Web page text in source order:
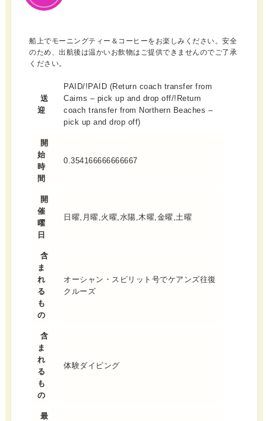
船上でモーニングティー＆コーヒーをお楽しみください。安全
のため、出航後は温かいお飲物はご提供できませんのでご了承
ください。
送
迎
PAID/!PAID (Return coach transfer from
Cairns – pick up and drop off/!Return
coach transfer from Northern Beaches –
pick up and drop off)
開
始
時
間
0.354166666666667
開
催
曜
日
日曜,月曜,火曜,水陽,木曜,金曜,土曜
含
ま
れ
る
も
の
オーシャン・スピリット号でケアンズ往復
クルーズ
含
ま
れ
る
も
の
体験ダイビング
最